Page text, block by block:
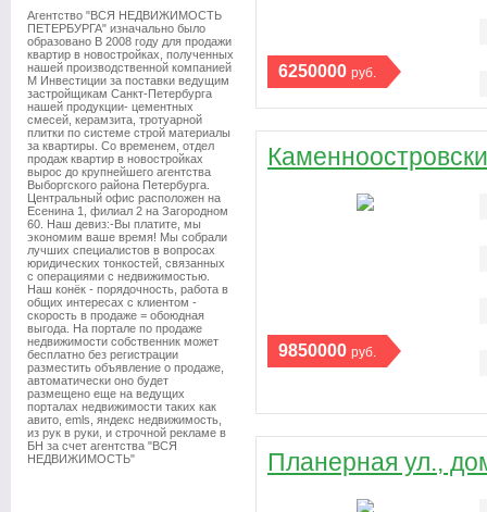
Агентство "ВСЯ НЕДВИЖИМОСТЬ
ПЕТЕРБУРГА" изначально было
образовано В 2008 году для продажи
квартир в новостройках, полученных
нашей производственной компанией
М Инвестиции за поставки ведущим
застройщикам Санкт-Петербурга
нашей продукции- цементных
смесей, керамзита, тротуарной
плитки по системе строй материалы
за квартиры. Со временем, отдел
продаж квартир в новостройках
вырос до крупнейшего агентства
Выборгского района Петербурга.
Центральный офис расположен на
Есенина 1, филиал 2 на Загородном
60. Наш девиз:-Вы платите, мы
экономим ваше время! Мы собрали
лучших специалистов в вопросах
юридических тонкостей, связанных
с операциями с недвижимостью.
Наш конёк - порядочность, работа в
общих интересах с клиентом -
скорость в продаже = обоюдная
выгода. На портале по продаже
недвижимости собственник может
бесплатно без регистрации
разместить объявление о продаже,
автоматически оно будет
размещено еще на ведущих
порталах недвижимости таких как
авито, emls, яндекс недвижимость,
из рук в руки, и строчной рекламе в
БН за счет агентства "ВСЯ
НЕДВИЖИМОСТЬ"
6250000 руб.
9850000 руб.
Планерная ул.,